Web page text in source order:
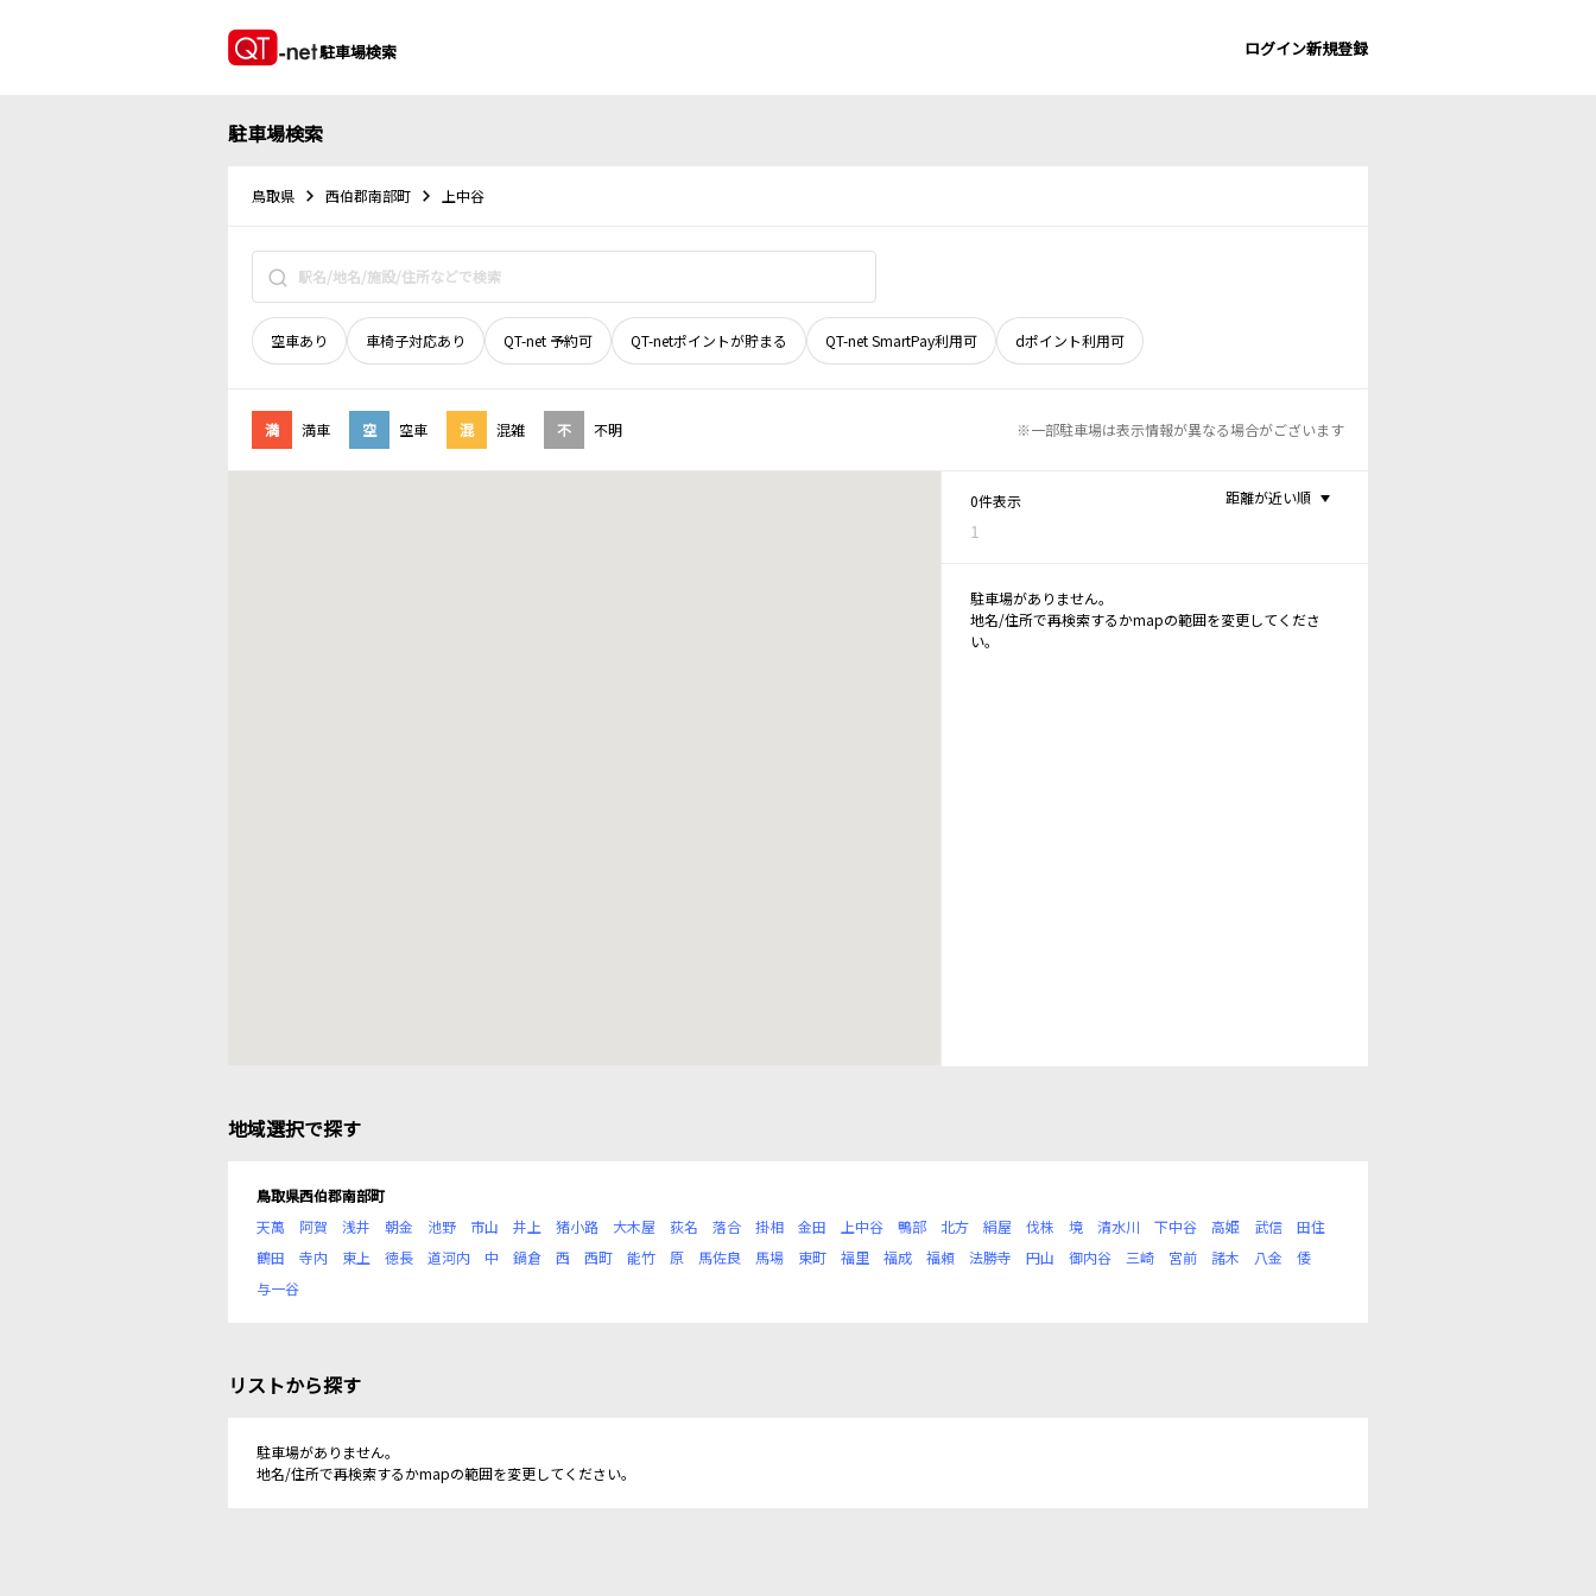
駐車場検索 ログイン新規登録
駐車場検索
鳥取県 西伯郡南部町 上中谷
空車あり 車椅子対応あり QT-net 予約可 QT-netポイントが貯まる QT-net SmartPay利用可 dポイント利用可
満 満車 空 空車 混 混雑 不 不明 ※一部駐車場は表示情報が異なる場合がございます
0件表示
1
距離が近い順
駐車場がありません。
地名/住所で再検索するかmapの範囲を変更してくださ
い。
地域選択で探す
鳥取県西伯郡南部町
天萬
阿賀 浅井 朝金 池野 市山 井上 猪小路 大木屋 荻名 落合 掛相 金田 上中谷 鴨部 北方 絹屋 伐株 境 清水川 下中谷 高姫 武信
田住
鶴田
寺内 東上 徳長 道河内 中 鍋倉 西 西町 能竹 原 馬佐良 馬場 東町 福里 福成 福頼 法勝寺 円山 御内谷 三崎 宮前 諸木 八金
倭
与一谷
リストから探す
駐車場がありません。
地名/住所で再検索するかmapの範囲を変更してください。